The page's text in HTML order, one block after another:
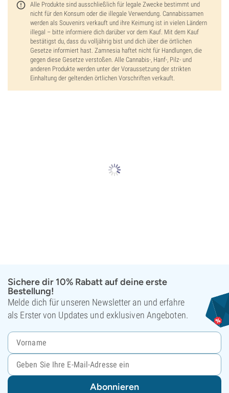
Alle Produkte sind ausschließlich für legale Zwecke bestimmt und
nicht für den Konsum oder die illegale Verwendung. Cannabissamen
werden als Souvenirs verkauft und ihre Keimung ist in vielen Ländern
illegal – bitte informiere dich darüber vor dem Kauf. Mit dem Kauf
bestätigst du, dass du volljährig bist und dich über die örtlichen
Gesetze informiert hast. Zamnesia haftet nicht für Handlungen, die
gegen diese Gesetze verstoßen. Alle Cannabis-, Hanf-, Pilz- und
anderen Produkte werden unter der Voraussetzung der strikten
Einhaltung der geltenden örtlichen Vorschriften verkauft.
Sichere dir 10% Rabatt auf deine erste
Bestellung!
Melde dich für unseren Newsletter an und erfahre
als Erster von Updates und exklusiven Angeboten.
Abonnieren